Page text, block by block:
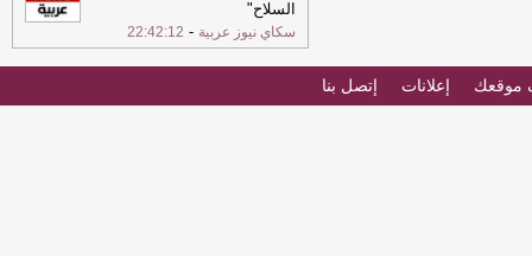
السلاح"
سكاي نيوز عربية -
22:42:12
موقعك إعلانات إتصل بنا